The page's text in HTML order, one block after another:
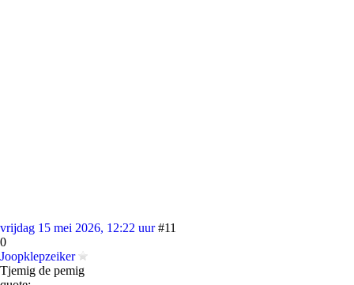
vrijdag 15 mei 2026, 12:22 uur #11
0
Joopklepzeiker
Tjemig de pemig